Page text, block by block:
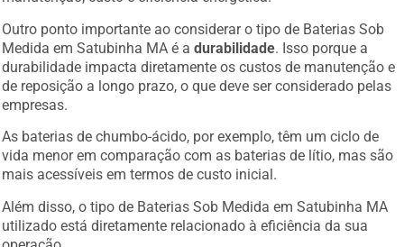
Outro ponto importante ao considerar o tipo de Baterias Sob
Medida em Satubinha MA é a
durabilidade
. Isso porque a
durabilidade impacta diretamente os custos de manutenção e
de reposição a longo prazo, o que deve ser considerado pelas
empresas.
As baterias de chumbo-ácido, por exemplo, têm um ciclo de
vida menor em comparação com as baterias de lítio, mas são
mais acessíveis em termos de custo inicial.
Além disso, o tipo de Baterias Sob Medida em Satubinha MA
utilizado está diretamente relacionado à eficiência da sua
operação.